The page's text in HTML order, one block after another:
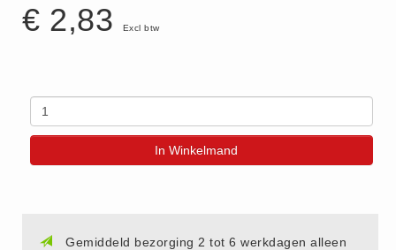
Algemene Voorwaarden
AED
€ 2,83 Excl btw
In Winkelmand
Gemiddeld bezorging 2 tot 6 werkdagen alleen